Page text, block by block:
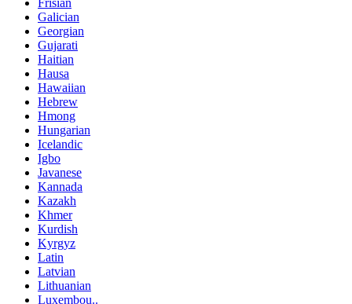
Frisian
Galician
Georgian
Gujarati
Haitian
Hausa
Hawaiian
Hebrew
Hmong
Hungarian
Icelandic
Igbo
Javanese
Kannada
Kazakh
Khmer
Kurdish
Kyrgyz
Latin
Latvian
Lithuanian
Luxembou..